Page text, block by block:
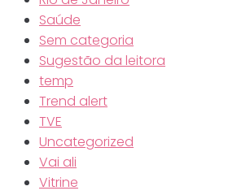
Saúde
Sem categoria
Sugestão da leitora
temp
Trend alert
TVE
Uncategorized
Vai ali
Vitrine